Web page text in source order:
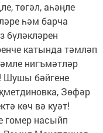
төгәл, аһәңле
һәм барча
бүләкләрен
катында тәмләп
нигъмәтләр
Шушы бәйгене
Зөфәр
көч вә куәт!
гомер насыйп